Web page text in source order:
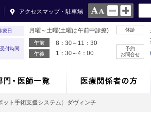
アクセスマップ・駐車場
療日 月曜～土曜(土曜は午前中診療)
付時間
午前 8：30～11：30
午後 1：30～4：00
休診
予約
お問合せ
ット手術支援システム）ダヴィンチ